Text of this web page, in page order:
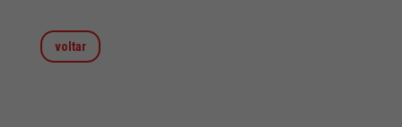
voltar